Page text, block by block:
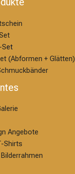
et
(Abformen + Glätten)
Angebote
Shirts